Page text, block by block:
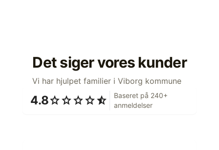
Det siger vores kunder
Vi har hjulpet familier i Viborg kommune
4.8starstarstarstarstar_half
Baseret på 240+
anmeldelser